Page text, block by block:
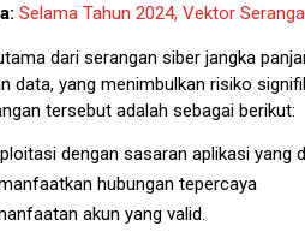
Selama Tahun 2024, Vektor
dari serangan siber jangka
data, yang menimbulkan risiko
tersebut adalah sebagai berikut:
dengan sasaran aplikasi yang
hubungan tepercaya
akun yang valid.